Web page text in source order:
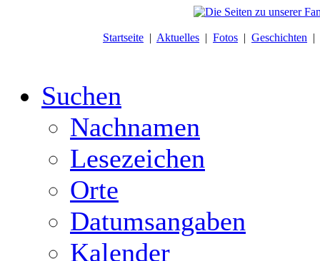
Startseite | Aktuelles | Fotos | Geschichten |
Suchen
Nachnamen
Lesezeichen
Orte
Datumsangaben
Kalender